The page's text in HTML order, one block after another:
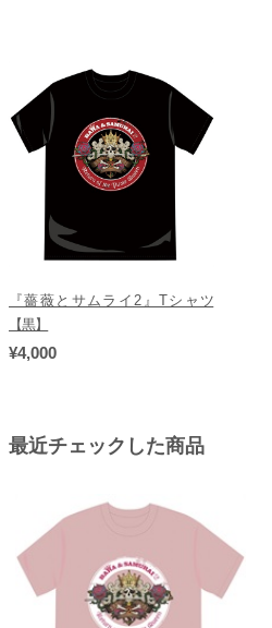
『薔薇とサムライ2』Tシャツ
【黒】
¥4,000
最近チェックした商品